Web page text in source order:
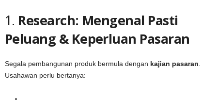
1. Research: Mengenal Pasti
Peluang & Keperluan Pasaran
Segala pembangunan produk bermula dengan kajian pasaran
Usahawan perlu bertanya: